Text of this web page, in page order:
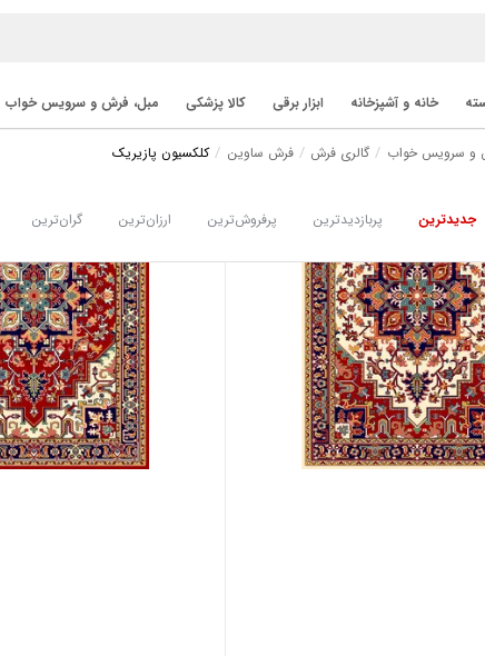
خانه و آشپزخانه ابزار برقی کالا پزشکی مبل، فرش و سرویس خواب
و سرویس خواب گالری فرش فرش ساوین کلکسیون پازیریک
جدیدترین پربازدیدترین پرفروش‌ترین ارزان‌ترین گران‌ترین